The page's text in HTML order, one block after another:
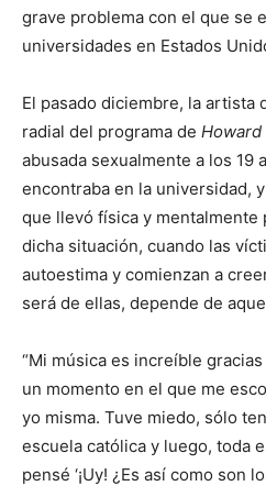
grave problema con el que se
universidades en Estados
El pasado diciembre, la artista
radial del programa de Howard
abusada sexualmente a los 19
encontraba en la universidad,
que llevó física y mentalmente
dicha situación, cuando las
autoestima y comienzan a
será de ellas, depende de
“Mi música es increíble
un momento en el que me
yo misma. Tuve miedo, sólo
escuela católica y luego, toda
pensé ‘¡Uy! ¿Es así como son